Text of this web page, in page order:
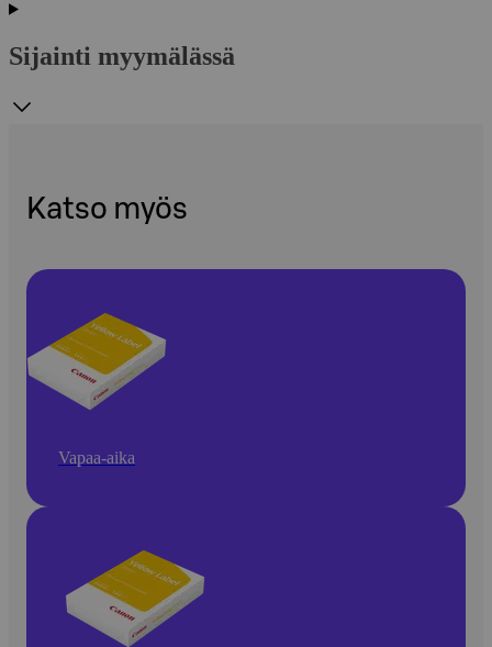
Sijainti myymälässä
Katso myös
Vapaa-aika